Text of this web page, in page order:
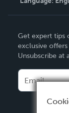
Contact
Deutsch
Français
Español
Get expert tips
exclusive
Unsubscribe at